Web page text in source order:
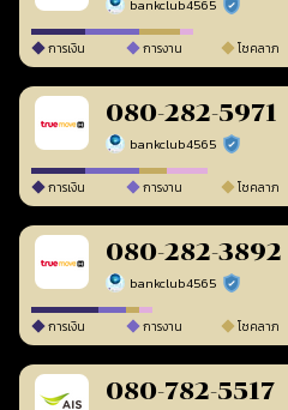
bankclub4565 ร้านยืนยันแล้ว
การเงิน การงาน โชคลาภ
080-282-5971
bankclub4565 ร้านยืนยันแล้ว
การเงิน การงาน โชคลาภ
080-282-3892
bankclub4565 ร้านยืนยันแล้ว
การเงิน การงาน โชคลาภ
080-782-5517